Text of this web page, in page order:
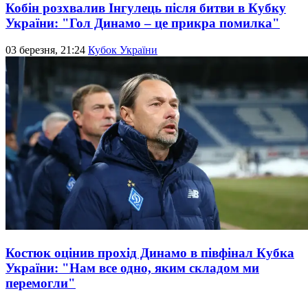
Кобін розхвалив Інгулець після битви в Кубку
України: "Гол Динамо – це прикра помилка"
03 березня, 21:24 Кубок України
Костюк оцінив прохід Динамо в півфінал Кубка
України: "Нам все одно, яким складом ми
перемогли"